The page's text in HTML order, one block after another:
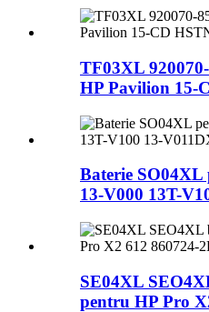
TF03XL
HP Pavilion 15-
Baterie SO04XL
13-V000 13T-
SE04XL
pentru HP Pro